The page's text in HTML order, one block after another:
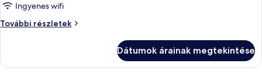
Ingyenes wifi
További részletek
Comfort
Dátumok árainak megtekintése